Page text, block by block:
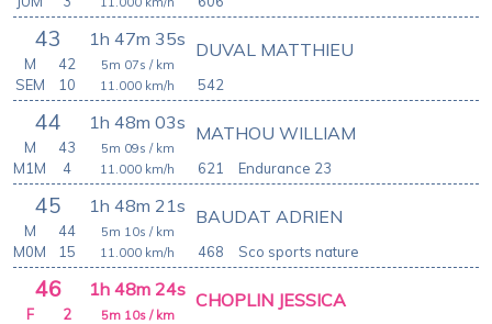
43 1h 47m 35s
542
DUVAL MATTHIEU
5m 07s / km
11.000 km/h
M
42
SEM
10
44 1h 48m 03s
621
MATHOU WILLIAM
5m 09s / km
11.000 km/h
M
43
M1M
4 Endurance 23
45 1h 48m 21s
468
BAUDAT ADRIEN
5m 10s / km
11.000 km/h
M
44
M0M
15 Sco sports nature
46 1h 48m 24s CHOPLIN JESSICA
5m 10s / km
F
2